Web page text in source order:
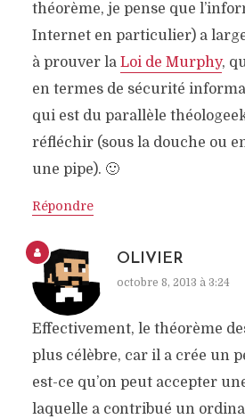
théorème, je pense que
Internet en particulier) a
à prouver la Loi de Murphy,
en termes de sécurité
qui est du parallèle
réfléchir (sous la douche ou
une pipe). 🙂
Répondre
OLIVIER
octobre 8, 2013 à 3:24
Effectivement, le théorème
plus célèbre, car il a crée un
est-ce qu’on peut accepter
laquelle a contribué un